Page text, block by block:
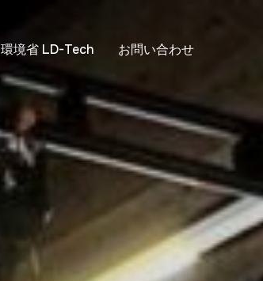
環境省 LD-Tech お問い合わせ